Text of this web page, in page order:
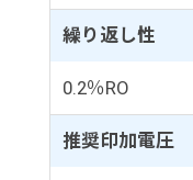
繰り返し性
0.2％RO
推奨印加電圧